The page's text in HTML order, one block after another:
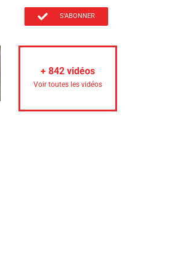
S'ABONNER
+ 842 vidéos
Voir toutes les vidéos